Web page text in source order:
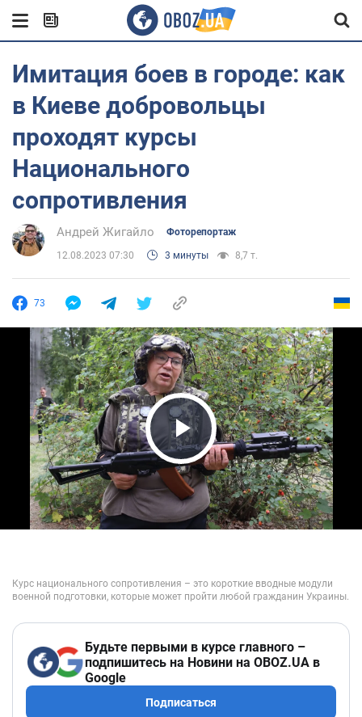
Имитация боев в городе: как
в Киеве добровольцы
проходят курсы
Национального
сопротивления
Андрей Жигайло Фоторепортаж
12.08.2023 07:30 3 минуты 8,7 т.
73
Play Video
Будьте первыми в курсе главного –
подпишитесь на Новини на OBOZ.UA в
Google
Подписаться